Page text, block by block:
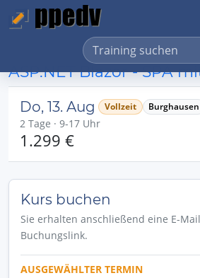
ASP.NET Blazor - SPA
Do, 13. Aug Vollzeit Burghausen
2 Tage · 9-17 Uhr
1.299 €
Kurs buchen
Sie erhalten anschließend eine E-
Buchungslink.
AUSGEWÄHLTER TERMIN